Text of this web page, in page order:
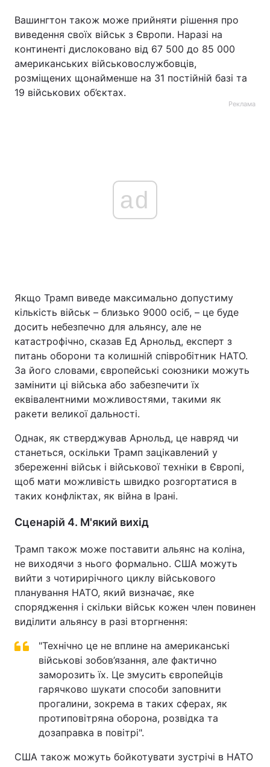
Вашингтон також може прийняти рішення про
виведення своїх військ з Європи. Наразі на
континенті дислоковано від 67 500 до 85 000
американських військовослужбовців,
розміщених щонайменше на 31 постійній базі та
19 військових об’єктах.
Реклама
ad
Якщо Трамп виведе максимально допустиму
кількість військ – близько 9000 осіб, – це буде
досить небезпечно для альянсу, але не
катастрофічно, сказав Ед Арнольд, експерт з
питань оборони та колишній співробітник НАТО.
За його словами, європейські союзники можуть
замінити ці війська або забезпечити їх
еквівалентними можливостями, такими як
ракети великої дальності.
Однак, як стверджував Арнольд, це навряд чи
станеться, оскільки Трамп зацікавлений у
збереженні військ і військової техніки в Європі,
щоб мати можливість швидко розгортатися в
таких конфліктах, як війна в Ірані.
Сценарій 4. М'який вихід
Трамп також може поставити альянс на коліна,
не виходячи з нього формально. США можуть
вийти з чотирирічного циклу військового
планування НАТО, який визначає, яке
спорядження і скільки військ кожен член повинен
виділити альянсу в разі вторгнення:
"Технічно це не вплине на американські
військові зобов’язання, але фактично
заморозить їх. Це змусить європейців
гарячково шукати способи заповнити
прогалини, зокрема в таких сферах, як
протиповітряна оборона, розвідка та
дозаправка в повітрі".
США також можуть бойкотувати зустрічі в НАТО